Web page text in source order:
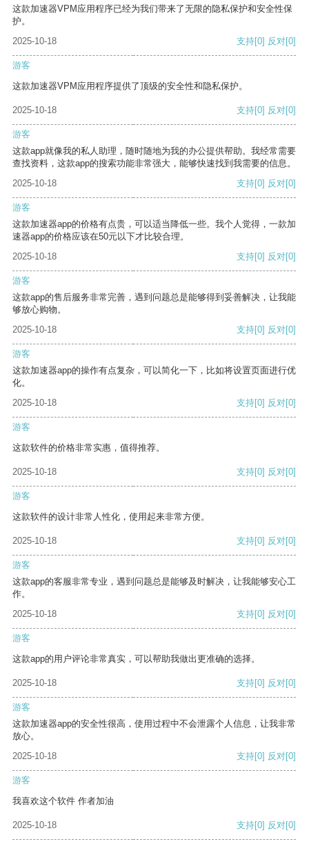
这款加速器VPM应用程序已经为我们带来了无限的隐私保护和安全性保
护。
2025-10-18
支持[0] 反对[0]
游客
这款加速器VPM应用程序提供了顶级的安全性和隐私保护。
2025-10-18 支持[0] 反对[0]
游客
这款app就像我的私人助理，随时随地为我的办公提供帮助。我经常需要
查找资料，这款app的搜索功能非常强大，能够快速找到我需要的信息。
2025-10-18
支持[0] 反对[0]
游客
这款加速器app的价格有点贵，可以适当降低一些。我个人觉得，一款加
速器app的价格应该在50元以下才比较合理。
2025-10-18
支持[0] 反对[0]
游客
这款app的售后服务非常完善，遇到问题总是能够得到妥善解决，让我能
够放心购物。
2025-10-18
支持[0] 反对[0]
游客
这款加速器app的操作有点复杂，可以简化一下，比如将设置页面进行优
化。
2025-10-18
支持[0] 反对[0]
游客
这款软件的价格非常实惠，值得推荐。
2025-10-18 支持[0] 反对[0]
游客
这款软件的设计非常人性化，使用起来非常方便。
2025-10-18 支持[0] 反对[0]
游客
这款app的客服非常专业，遇到问题总是能够及时解决，让我能够安心工
作。
2025-10-18
支持[0] 反对[0]
游客
这款app的用户评论非常真实，可以帮助我做出更准确的选择。
2025-10-18 支持[0] 反对[0]
游客
这款加速器app的安全性很高，使用过程中不会泄露个人信息，让我非常
放心。
2025-10-18
支持[0] 反对[0]
游客
我喜欢这个软件 作者加油
2025-10-18 支持[0] 反对[0]